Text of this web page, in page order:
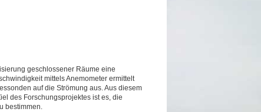
geschlossener Räume eine
mittels Anemometer ermittelt
auf die Strömung aus. Aus diesem
des Forschungsprojektes ist es, die
bestimmen.